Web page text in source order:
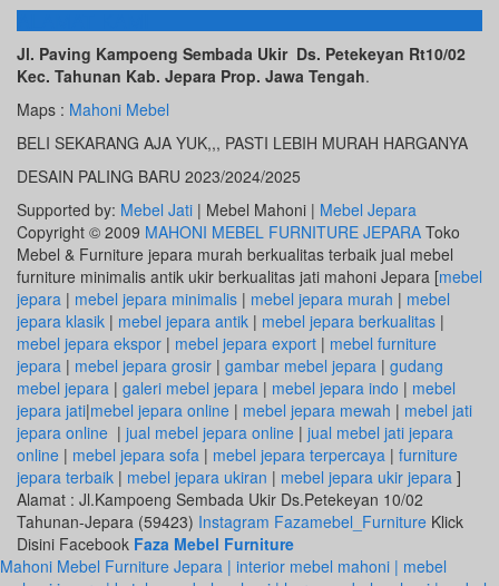
ALAMAT KAMI
Jl. Paving Kampoeng Sembada Ukir Ds. Petekeyan Rt10/02
Kec. Tahunan Kab. Jepara Prop. Jawa Tengah.
Maps : Mahoni Mebel
BELI SEKARANG AJA YUK,,, PASTI LEBIH MURAH HARGANYA
DESAIN PALING BARU 2023/2024/2025
Supported by: Mebel Jati | Mebel Mahoni | Mebel Jepara
Copyright © 2009 MAHONI MEBEL FURNITURE JEPARA Toko
Mebel & Furniture jepara murah berkualitas terbaik jual mebel
furniture minimalis antik ukir berkualitas jati mahoni Jepara [mebel
jepara | mebel jepara minimalis | mebel jepara murah | mebel
jepara klasik | mebel jepara antik | mebel jepara berkualitas |
mebel jepara ekspor | mebel jepara export | mebel furniture
jepara | mebel jepara grosir | gambar mebel jepara | gudang
mebel jepara | galeri mebel jepara | mebel jepara indo | mebel
jepara jati|mebel jepara online | mebel jepara mewah | mebel jati
jepara online | jual mebel jepara online | jual mebel jati jepara
online | mebel jepara sofa | mebel jepara terpercaya | furniture
jepara terbaik | mebel jepara ukiran | mebel jepara ukir jepara ]
Alamat : Jl.Kampoeng Sembada Ukir Ds.Petekeyan 10/02
Tahunan-Jepara (59423) Instagram Fazamebel_Furniture Klick
Disini Facebook Faza Mebel Furniture
Mahoni Mebel Furniture Jepara | interior mebel mahoni | mebel